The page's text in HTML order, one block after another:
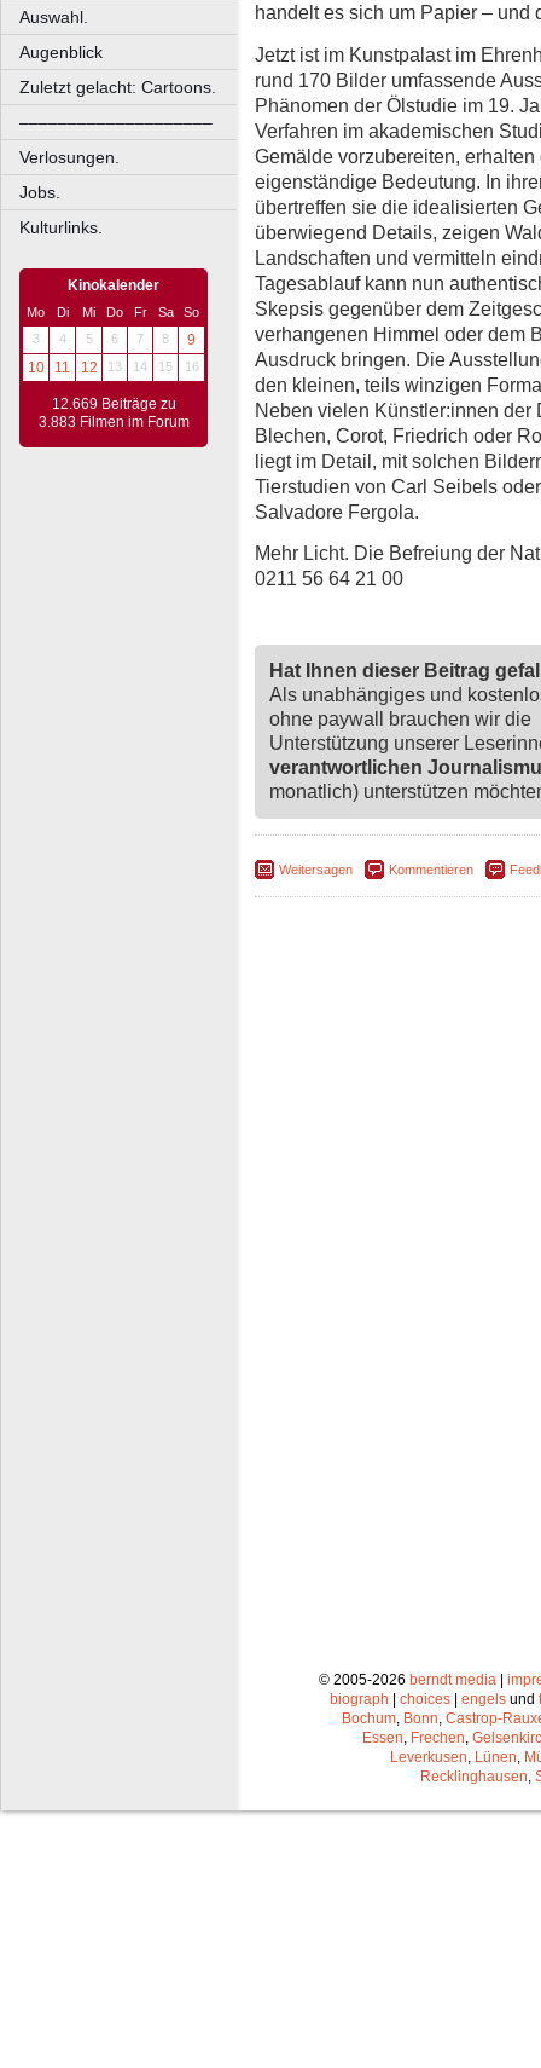
Auswahl.
Augenblick
Zuletzt gelacht: Cartoons.
––––––––––––––––––––
Verlosungen.
Jobs.
Kulturlinks.
Kinokalender
Mo Di Mi Do Fr Sa
So
3
4 5 6 7 8
9
10
11 12 13 14 15 16
12.669 Beiträge zu
3.883 Filmen im Forum
handelt es sich um Papier – und
Jetzt ist im Kunstpalast im
rund 170 Bilder umfassende
Phänomen der Ölstudie im 19.
Verfahren im akademischen
Gemälde vorzubereiten,
eigenständige Bedeutung. In
übertreffen sie die idealisierten
überwiegend Details, zeigen
Landschaften und vermitteln
Tagesablauf kann nun
Skepsis gegenüber dem
verhangenen Himmel oder dem
Ausdruck bringen. Die
den kleinen, teils winzigen
Neben vielen Künstler:innen
Blechen, Corot, Friedrich oder
liegt im Detail, mit solchen
Tierstudien von Carl Seibels
Salvadore Fergola.
Mehr Licht. Die Befreiung der
0211 56 64 21 00
Hat Ihnen dieser Beitrag
Als unabhängiges und
ohne paywall brauchen wir die
Unterstützung unserer
verantwortlichen
monatlich) unterstützen
Weitersagen Kommentieren
© 2005-2026 berndt media|
biograph
choices engels und
Bochum, Bonn, Castrop-
Essen, Frechen,
Leverkusen, Lünen,
Recklinghausen,